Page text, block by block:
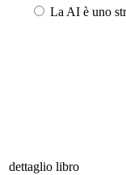
La AI è uno
dettaglio libro